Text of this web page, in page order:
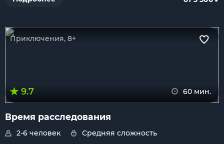
Приключения, 8+
9.7 60 мин.
Время расследования
2-6 человек
Средняя сложность